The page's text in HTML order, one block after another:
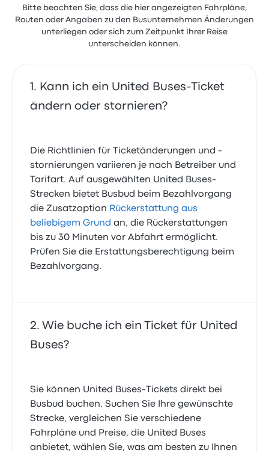
Bitte beachten Sie, dass die hier angezeigten Fahrpläne,
Routen oder Angaben zu den Busunternehmen Änderungen
unterliegen oder sich zum Zeitpunkt Ihrer Reise
unterscheiden können.
Kann ich ein United Buses-Ticket
ändern oder stornieren?
Die Richtlinien für Ticketänderungen und -
stornierungen variieren je nach Betreiber und
Tarifart. Auf ausgewählten United Buses-
Strecken bietet Busbud beim Bezahlvorgang
die Zusatzoption Rückerstattung aus
beliebigem Grund an, die Rückerstattungen
bis zu 30 Minuten vor Abfahrt ermöglicht.
Prüfen Sie die Erstattungsberechtigung beim
Bezahlvorgang.
Wie buche ich ein Ticket für United
Buses?
Sie können United Buses-Tickets direkt bei
Busbud buchen. Suchen Sie Ihre gewünschte
Strecke, vergleichen Sie verschiedene
Fahrpläne und Preise, die United Buses
anbietet, wählen Sie, was am besten zu Ihnen